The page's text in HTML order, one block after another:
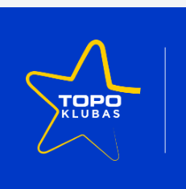
The colours that can
Žydras, Rausvai
Modelio suderinamumas
What other brands this
HP
OEM kodas